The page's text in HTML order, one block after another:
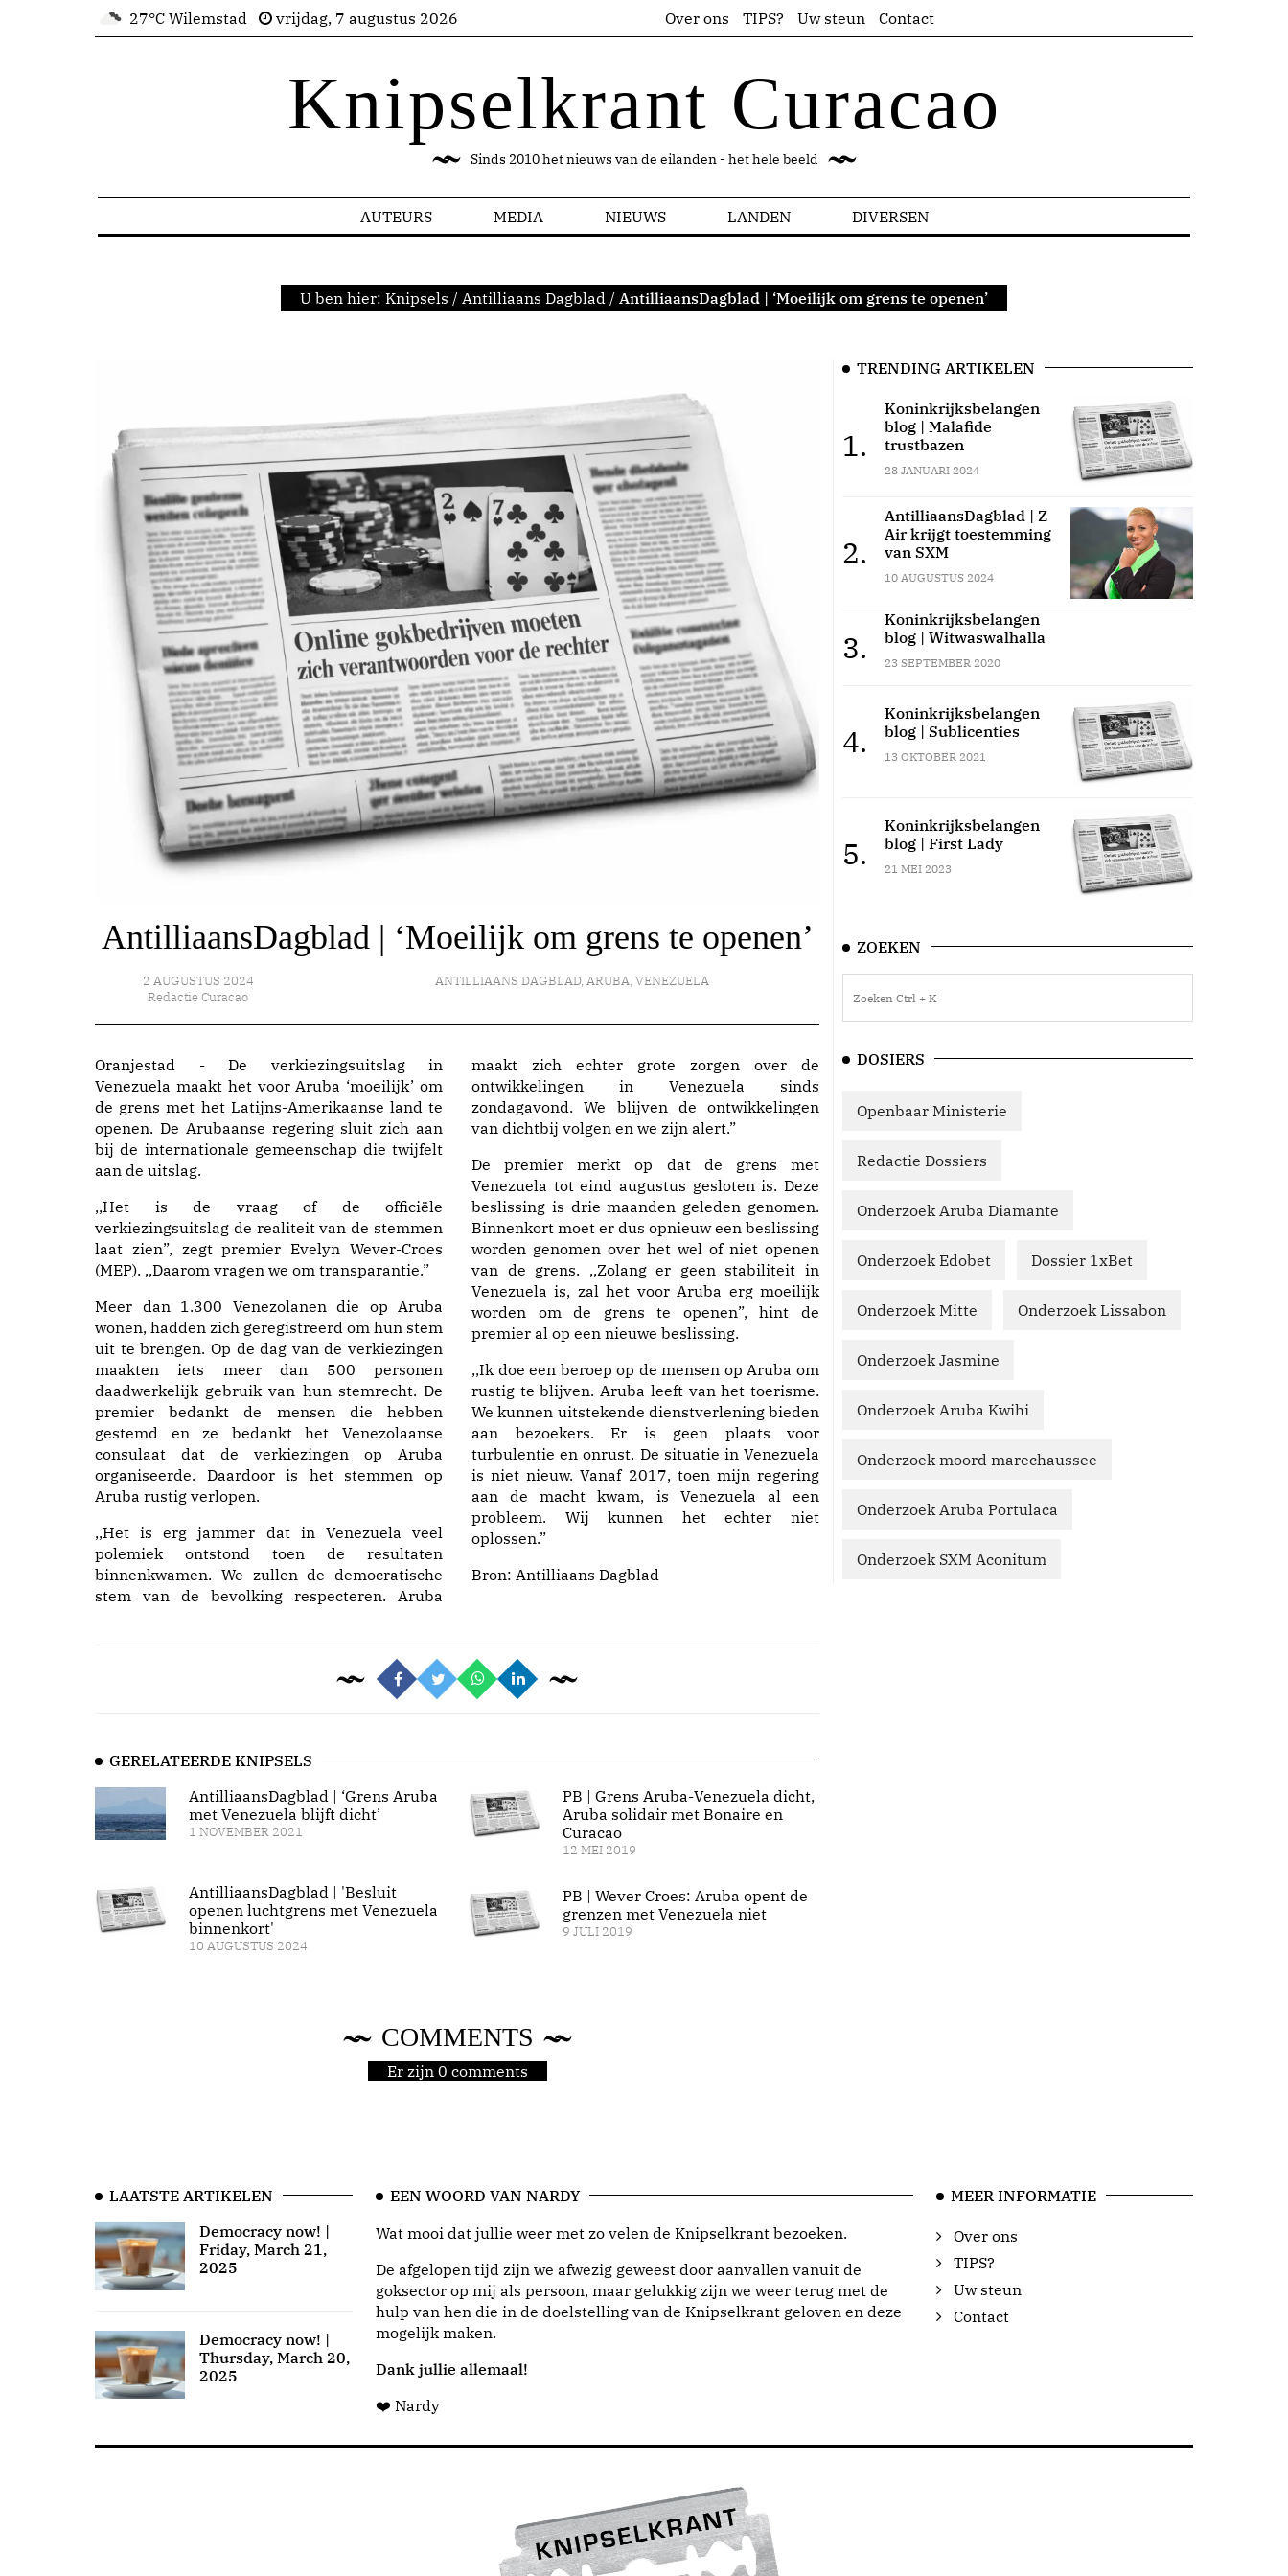
27°C Wilemstad vrijdag, 7 augustus 2026 Over ons TIPS? Uw steun Contact
Knipselkrant Curacao
Sinds 2010 het nieuws van de eilanden - het hele beeld
AUTEURS MEDIA NIEUWS LANDEN DIVERSEN
U ben hier: Knipsels / Antilliaans Dagblad / AntilliaansDagblad | ‘Moeilijk om grens te openen’
AntilliaansDagblad | ‘Moeilijk om grens te openen’
2 AUGUSTUS 2024
Redactie Curacao
ANTILLIAANS DAGBLAD, ARUBA, VENEZUELA
Oranjestad - De verkiezingsuitslag in
Venezuela maakt het voor Aruba ‘moeilijk’ om
de grens met het Latijns-Amerikaanse land te
openen. De Arubaanse regering sluit zich aan
bij de internationale gemeenschap die twijfelt
aan de uitslag.
,,Het is de vraag of de officiële
verkiezingsuitslag de realiteit van de stemmen
laat zien”, zegt premier Evelyn Wever-Croes
(MEP). ,,Daarom vragen we om transparantie.”
Meer dan 1.300 Venezolanen die op Aruba
wonen, hadden zich geregistreerd om hun stem
uit te brengen. Op de dag van de verkiezingen
maakten iets meer dan 500 personen
daadwerkelijk gebruik van hun stemrecht. De
premier bedankt de mensen die hebben
gestemd en ze bedankt het Venezolaanse
consulaat dat de verkiezingen op Aruba
organiseerde. Daardoor is het stemmen op
Aruba rustig verlopen.
,,Het is erg jammer dat in Venezuela veel
polemiek ontstond toen de resultaten
binnenkwamen. We zullen de democratische
stem van de bevolking respecteren. Aruba
maakt zich echter grote zorgen over de
ontwikkelingen in Venezuela sinds
zondagavond. We blijven de ontwikkelingen
van dichtbij volgen en we zijn alert.”
De premier merkt op dat de grens met
Venezuela tot eind augustus gesloten is. Deze
beslissing is drie maanden geleden genomen.
Binnenkort moet er dus opnieuw een beslissing
worden genomen over het wel of niet openen
van de grens. ,,Zolang er geen stabiliteit in
Venezuela is, zal het voor Aruba erg moeilijk
worden om de grens te openen”, hint de
premier al op een nieuwe beslissing.
,,Ik doe een beroep op de mensen op Aruba om
rustig te blijven. Aruba leeft van het toerisme.
We kunnen uitstekende dienstverlening bieden
aan bezoekers. Er is geen plaats voor
turbulentie en onrust. De situatie in Venezuela
is niet nieuw. Vanaf 2017, toen mijn regering
aan de macht kwam, is Venezuela al een
probleem. Wij kunnen het echter niet
oplossen.”
Bron: Antilliaans Dagblad
GERELATEERDE KNIPSELS
AntilliaansDagblad | ‘Grens Aruba
met Venezuela blijft dicht’
1 NOVEMBER 2021
AntilliaansDagblad | 'Besluit
openen luchtgrens met Venezuela
binnenkort'
10 AUGUSTUS 2024
PB | Grens Aruba-Venezuela dicht,
Aruba solidair met Bonaire en
Curacao
12 MEI 2019
PB | Wever Croes: Aruba opent de
grenzen met Venezuela niet
9 JULI 2019
COMMENTS
Er zijn 0 comments
TRENDING ARTIKELEN
1.
Koninkrijksbelangen
blog | Malafide
trustbazen
28 JANUARI 2024
2.
AntilliaansDagblad | Z
Air krijgt toestemming
van SXM
10 AUGUSTUS 2024
3.
Koninkrijksbelangen
blog | Witwaswalhalla
23 SEPTEMBER 2020
4.
Koninkrijksbelangen
blog | Sublicenties
13 OKTOBER 2021
5.
Koninkrijksbelangen
blog | First Lady
21 MEI 2023
ZOEKEN
DOSIERS
Openbaar Ministerie
Redactie Dossiers
Onderzoek Aruba Diamante
Onderzoek Edobet Dossier 1xBet
Onderzoek Mitte Onderzoek Lissabon
Onderzoek Jasmine
Onderzoek Aruba Kwihi
Onderzoek moord marechaussee
Onderzoek Aruba Portulaca
Onderzoek SXM Aconitum
LAATSTE ARTIKELEN
Democracy now! |
Friday, March 21,
2025
Democracy now! |
Thursday, March 20,
2025
EEN WOORD VAN NARDY
Wat mooi dat jullie weer met zo velen de Knipselkrant bezoeken.
De afgelopen tijd zijn we afwezig geweest door aanvallen vanuit de
goksector op mij als persoon, maar gelukkig zijn we weer terug met de
hulp van hen die in de doelstelling van de Knipselkrant geloven en deze
mogelijk maken.
Dank jullie allemaal!
❤️ Nardy
MEER INFORMATIE
Over ons
TIPS?
Uw steun
Contact